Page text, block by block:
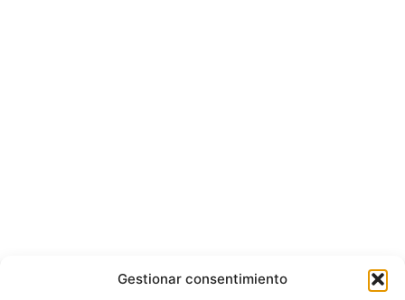
Gestionar consentimiento